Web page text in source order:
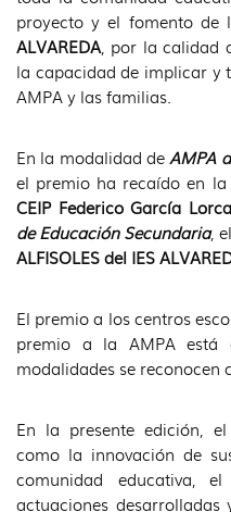
proyecto y el fomento de
ALVAREDA, por la calidad
la capacidad de implicar y
AMPA y las familias.
En la modalidad deAMPA
el premio ha recaído en la
CEIP Federico García Lorca
de Educación Secundaria,
ALFISOLES del IES
El premio a los centros
premio a la AMPA está
modalidades se reconocen
En la presente edición,
como la innovación de
comunidad educativa,
actuaciones